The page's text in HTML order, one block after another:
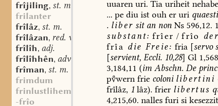
frîjiling, st. m.
frilanter
frîlâz, st. m.
frîlâzan, red. v.
frîlîh, adj.
frîlîhhên, adv.
frîman, st. m.
frimdum
frinlustlihem
-frîo
uuarenuri. Tiauriheit
... pediuistouheruri
. liber sitan non Ns 596,12.
substant: frîer / frîo
frîa die Freie: fria[servo
[servient,Eccli.10,28] Gl
3,184,11 (imAbschn.De
pwernfrie coloni libertini
frîlâz, 1lâz). frier libertus
4,215,60. nallesfurisikesezzit